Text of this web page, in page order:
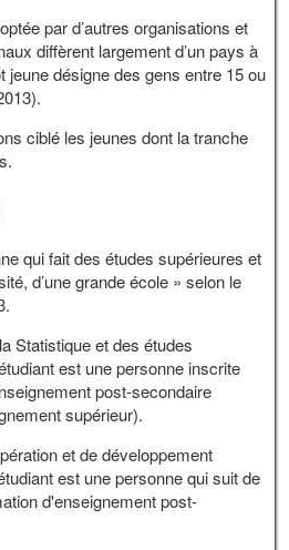
par d’autres organisations et
diffèrent largement d’un pays à
jeune désigne des gens entre 15 ou
ciblé les jeunes dont la tranche
qui fait des études supérieures et
d’une grande école » selon le
Statistique et des études
est une personne inscrite
post-secondaire
supérieur).
et de développement
est une personne qui suit de
d'enseignement post-